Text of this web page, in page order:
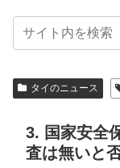
タイのニュース
3. 国家安全
査は無いと